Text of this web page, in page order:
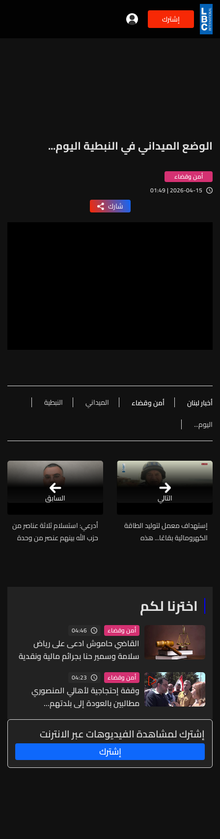
إشترك
الوضع الميداني في النبطية اليوم...
أمن وقضاء
2026-04-15 | 01:49
شارك
أخبار لبنان أمن وقضاء الميداني
النبطية
اليوم...
التالي
إستهداف معمل لتوليد الطاقة
الكهرومائية بقاعًا... هذه
أدرعي: استسلام ثلاثة عناصر من
حزب الله بينهم عنصر من وحدة
السابق
اخترنا لكم
أمن وقضاء 04:46
القاضي حاموش ادعى على رياض
سلامة وسمير حنا بجرائم مالية ونقدية
وأحالهما على قاضي التحقيق
أمن وقضاء 04:23
وقفة إحتجاجية لأهالي المنصوري
مطالبين بالعودة إلى بلدتهم…
إشترك لمشاهدة الفيديوهات عبر الانترنت
إشترك